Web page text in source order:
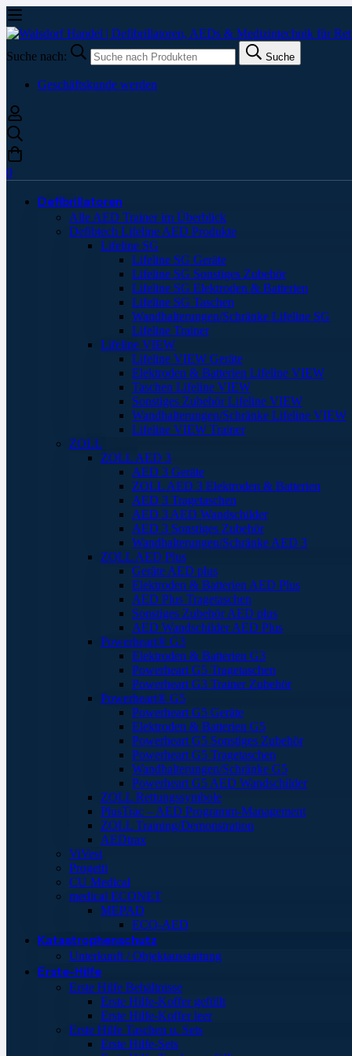
Suche nach: Suche
Geschäftskunde werden
0
Defibrillatoren
Alle AED Trainer im Überblick
Defibtech Lifeline AED Produkte
Lifeline SG
Lifeline SG Geräte
Lifeline SG Sonstiges Zubehör
Lifeline SG Elektroden & Batterien
Lifeline SG Taschen
Wandhalterungen/Schränke Lifeline SG
Lifeline Trainer
Lifeline VIEW
Lifeline VIEW Geräte
Elektroden & Batterien Lifeline VIEW
Taschen Lifeline VIEW
Sonstiges Zubehör Lifeline VIEW
Wandhalterungen/Schränke Lifeline VIEW
Lifeline VIEW Trainer
ZOLL
ZOLL AED 3
AED 3 Geräte
ZOLL AED 3 Elektroden & Batterien
AED 3 Tragetaschen
AED 3 AED Wandschilder
AED 3 Sonstiges Zubehör
Wandhalterungen/Schränke AED 3
ZOLL AED Plus
Geräte AED plus
Elektroden & Batterien AED Plus
AED Plus Tragetaschen
Sonstiges Zubehör AED plus
AED Wandschilder AED Plus
Powerheart® G3
Elektroden & Batterien G3
Powerheart G5 Tragetaschen
Powerheart G3 Trainer Zubehör
Powerheart® G5
Powerheart G5 Geräte
Elektroden & Batterien G5
Powerheart G5 Sonstiges Zubehör
Powerheart G5 Tragetaschen
Wandhalterungen/Schränke G5
Powerheart G5 AED Wandschilder
ZOLL Rettungssymbole
PlusTrac – AED Programm-Management
ZOLL Training/Demonstration
AEDtrax
ViVest
Progetti
CU Medical
medical ECONET
MEPAD
ECO-AED
Katastrophenschutz
Unterkunft / Objektausstattung
Erste-Hilfe
Erste Hilfe Behältnisse
Erste Hilfe-Koffer gefüllt
Erste Hilfe-Koffer leer
Erste Hilfe Taschen u. Sets
Erste Hilfe-Sets